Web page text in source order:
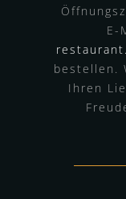
E-
bestellen.
Ihren